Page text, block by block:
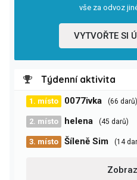
vše za odvoz
VYTVOŘTE SI
Týdenní aktivita
1. místo 0077ivka (66 darů)
2. místo helena (45 darů)
3. místo Šíleně Sim (14